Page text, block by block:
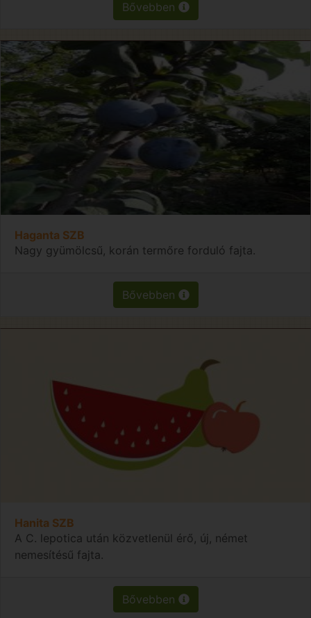
Bővebben
Haganta SZB
Nagy gyümölcsű, korán termőre forduló fajta.
Bővebben
Hanita SZB
A C. lepotica után közvetlenül érő, új, német
nemesítésű fajta.
Bővebben